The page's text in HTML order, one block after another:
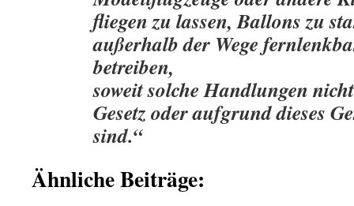
fliegen zu lassen, Ballons zu
außerhalb der Wege
betreiben,
soweit solche Handlungen
Gesetz oder aufgrund dieses
sind.“
Ähnliche Beiträge: